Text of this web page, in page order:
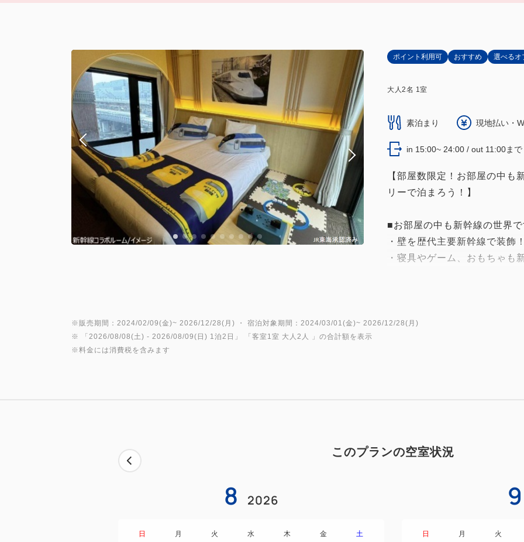
ポイント利用可 おすすめ 選べるオ
大人2名 1室
素泊まり 現地払い・
in 15:00~ 24:00 / out 11:00まで
【部屋数限定！お部屋の中
リーで泊まろう！】
■お部屋の中も新幹線の世界で
・壁を歴代主要新幹線で装飾
・寝具やゲーム、おもちゃも
・「電車でGO！PLUG＆
・「当プラン限定！」非売品
※休館日がございます。休館
（基本は毎週水曜日、年末
新幹線が見える部屋でご案内
※販売期間：2024/02/09(金)~ 2026/12/28(月) ・ 宿泊対象期間：2024/03/01(金)~ 2026/12/28(月)
※ 「 2026/08/08(土) - 2026/08/09(日) 1泊2日 」 「 客室1室 大人2人
」の合計額を表示
※料金には消費税を含みます
このプランの空室状況
8 2026
日 月 火 水 木 金 土
9
日 月 火